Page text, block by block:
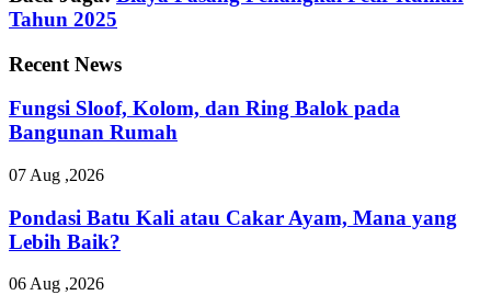
Tahun 2025
Recent News
Fungsi Sloof, Kolom, dan Ring Balok pada
Bangunan Rumah
07 Aug ,2026
Pondasi Batu Kali atau Cakar Ayam, Mana yang
Lebih Baik?
06 Aug ,2026